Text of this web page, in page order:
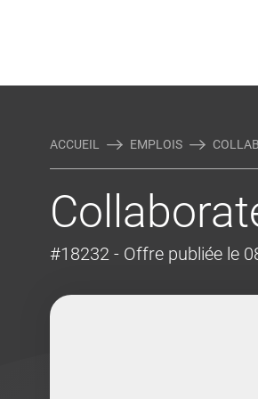
ACCUEIL EMPLOIS
#18232 - Offre publiée le